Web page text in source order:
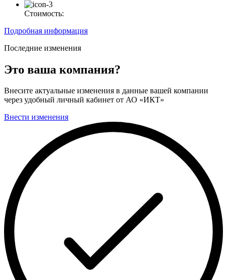
Стоимость:
Подробная информация
Последние изменения
Это ваша компания?
Внесите актуальные изменения в данные вашей компании
через удобный личный кабинет от АО «ИКТ»
Внести изменения